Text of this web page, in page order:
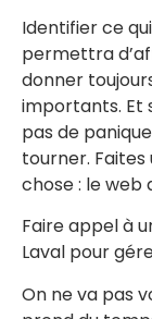
Identifier ce
permettra
donner
importants. Et
pas de
tourner.
chose : le web
Faire appel à
Laval pour
On ne va pas